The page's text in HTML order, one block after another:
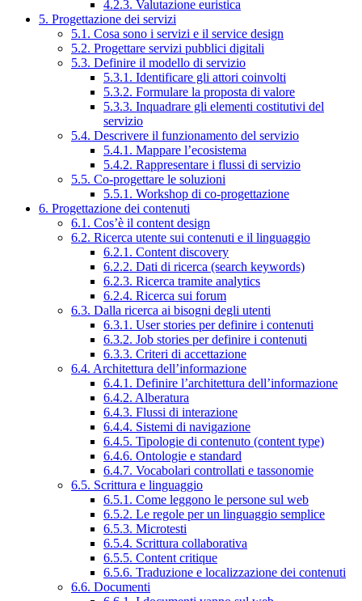
4.2.3. Valutazione euristica
5. Progettazione dei servizi
5.1. Cosa sono i servizi e il service design
5.2. Progettare servizi pubblici digitali
5.3. Definire il modello di servizio
5.3.1. Identificare gli attori coinvolti
5.3.2. Formulare la proposta di valore
5.3.3. Inquadrare gli elementi costitutivi del
servizio
5.4. Descrivere il funzionamento del servizio
5.4.1. Mappare l’ecosistema
5.4.2. Rappresentare i flussi di servizio
5.5. Co-progettare le soluzioni
5.5.1. Workshop di co-progettazione
6. Progettazione dei contenuti
6.1. Cos’è il content design
6.2. Ricerca utente sui contenuti e il linguaggio
6.2.1. Content discovery
6.2.2. Dati di ricerca (search keywords)
6.2.3. Ricerca tramite analytics
6.2.4. Ricerca sui forum
6.3. Dalla ricerca ai bisogni degli utenti
6.3.1. User stories per definire i contenuti
6.3.2. Job stories per definire i contenuti
6.3.3. Criteri di accettazione
6.4. Architettura dell’informazione
6.4.1. Definire l’architettura dell’informazione
6.4.2. Alberatura
6.4.3. Flussi di interazione
6.4.4. Sistemi di navigazione
6.4.5. Tipologie di contenuto (content type)
6.4.6. Ontologie e standard
6.4.7. Vocabolari controllati e tassonomie
6.5. Scrittura e linguaggio
6.5.1. Come leggono le persone sul web
6.5.2. Le regole per un linguaggio semplice
6.5.3. Microtesti
6.5.4. Scrittura collaborativa
6.5.5. Content critique
6.5.6. Traduzione e localizzazione dei contenuti
6.6. Documenti